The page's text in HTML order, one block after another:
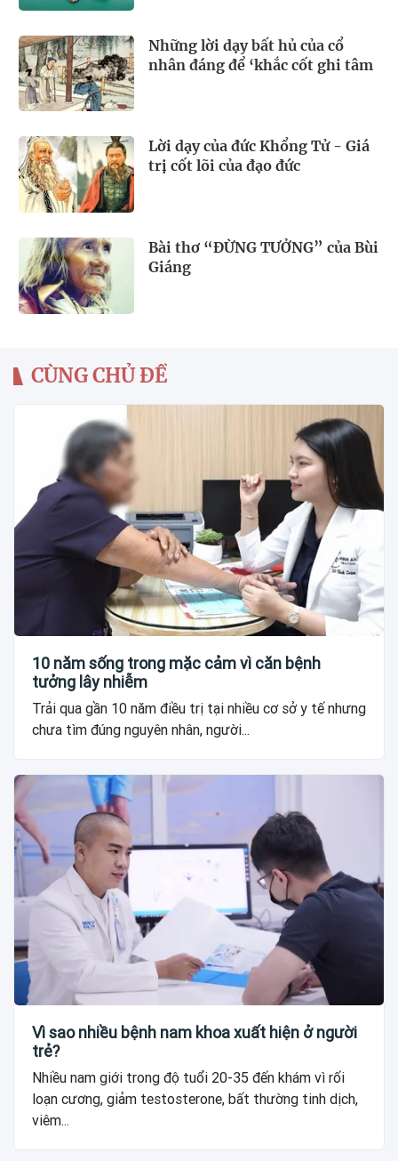
Những lời dạy bất hủ của cổ
nhân đáng để ‘khắc cốt ghi tâm
Lời dạy của đức Khổng Tử - Giá
trị cốt lõi của đạo đức
Bài thơ “ĐỪNG TƯỞNG” của Bùi
Giáng
CÙNG CHỦ ĐỀ
10 năm sống trong mặc cảm vì căn bệnh
tưởng lây nhiễm
Trải qua gần 10 năm điều trị tại nhiều cơ sở y tế nhưng
chưa tìm đúng nguyên nhân, người...
Vì sao nhiều bệnh nam khoa xuất hiện ở người
trẻ?
Nhiều nam giới trong độ tuổi 20-35 đến khám vì rối
loạn cương, giảm testosterone, bất thường tinh dịch,
viêm...